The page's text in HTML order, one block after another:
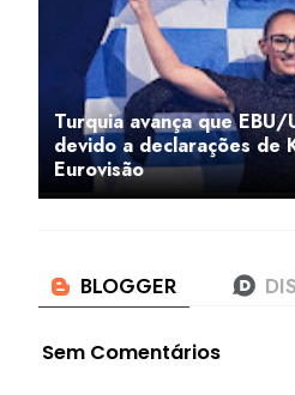
Turquia avança que EBU/
devido a declarações de
Eurovisão
Sem Comentários